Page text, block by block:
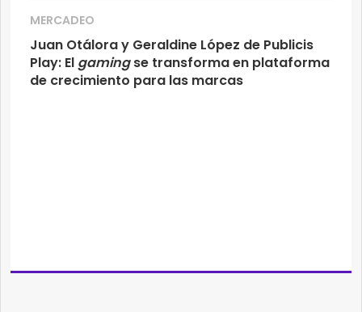
MERCADEO
Juan Otálora y Geraldine López de Publicis
Play: El gamingse transforma en plataforma
de crecimiento para las marcas